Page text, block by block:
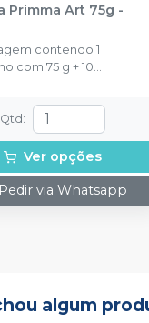
Primma Art 75g -
contendo 1
com 75 g + 10
Qtd :
Ver opções
Pedir via Whatsapp
algum